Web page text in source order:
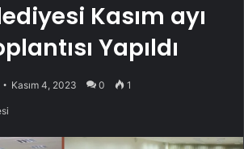
Kasım ayı
Yapıldı
Kasım 4, 2023 0 1